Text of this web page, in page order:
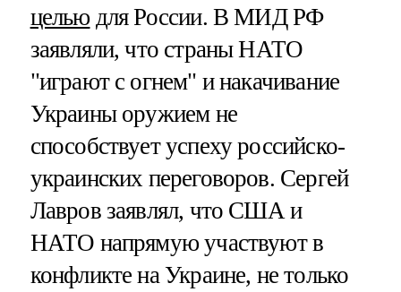
цельюдля России. В МИД РФ
заявляли, что страны НАТО
"играют с огнем" и накачивание
Украины оружием не
способствует успеху российско-
украинских переговоров. Сергей
Лавров заявлял, что США и
НАТО напрямую участвуют в
конфликте на Украине, не только